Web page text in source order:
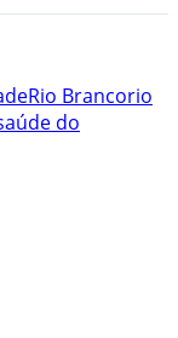
Rio Brancorio
do